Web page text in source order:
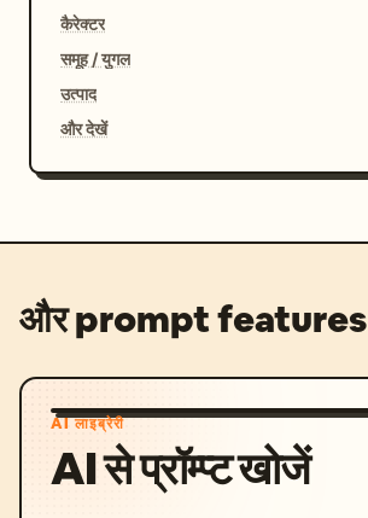
कैरेक्टर
समूह / युगल
उत्पाद
और देखें
और prompt features
AI लाइब्रेरी
AI से प्रॉम्प्ट खोजें